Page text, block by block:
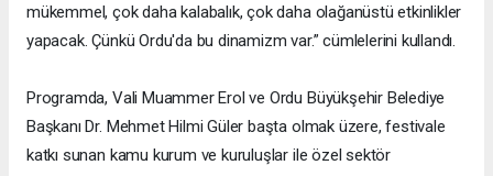
mükemmel, çok daha kalabalık, çok daha olağanüstü etkinlikler
yapacak. Çünkü Ordu'da bu dinamizm var.” cümlelerini kullandı.
Programda, Vali Muammer Erol ve Ordu Büyükşehir Belediye
Başkanı Dr. Mehmet Hilmi Güler başta olmak üzere, festivale
katkı sunan kamu kurum ve kuruluşlar ile özel sektör